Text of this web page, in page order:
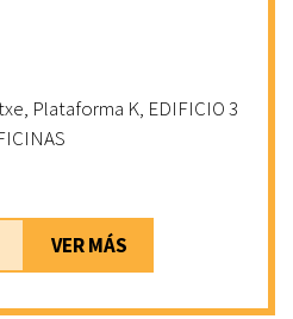
Plataforma K, EDIFICIO 3
VER MÁS